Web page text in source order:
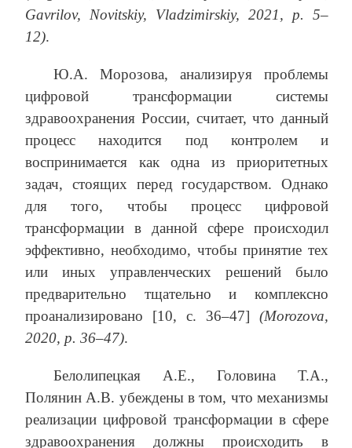
Gavrilov, Novitskiy, Vladzimirskiy, 2021, р. 5–
12).
Ю.А. Морозова, анализируя проблемы
цифровой трансформации системы
здравоохранения России, считает, что данный
процесс находится под контролем и
воспринимается как одна из приоритетных
задач, стоящих перед государством. Однако
для того, чтобы процесс цифровой
трансформации в данной сфере происходил
эффективно, необходимо, чтобы принятие тех
или иных управленческих решений было
предварительно тщательно и комплексно
проанализировано [10, с. 36–47] (Morozova,
2020, р. 36–47).
Белолипецкая А.Е., Головина Т.А.,
Полянин А.В. убеждены в том, что механизмы
реализации цифровой трансформации в сфере
здравоохранения должны происходить в